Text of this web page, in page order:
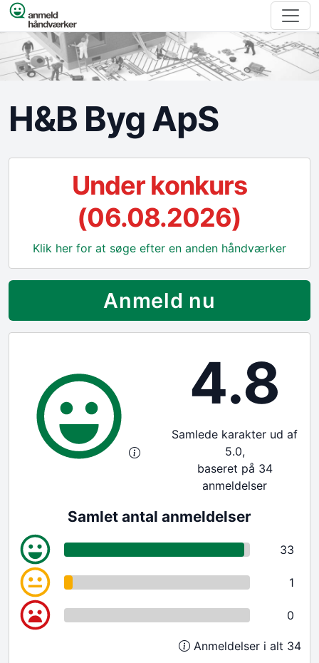
Spring til indhold
H&B Byg ApS
Under konkurs
(06.08.2026)
Klik her for at søge efter en anden håndværker
Anmeld nu
4.8
Samlede karakter ud af
5.0,
baseret på 34
anmeldelser
Samlet antal anmeldelser
33
1
0
Anmeldelser i alt 34